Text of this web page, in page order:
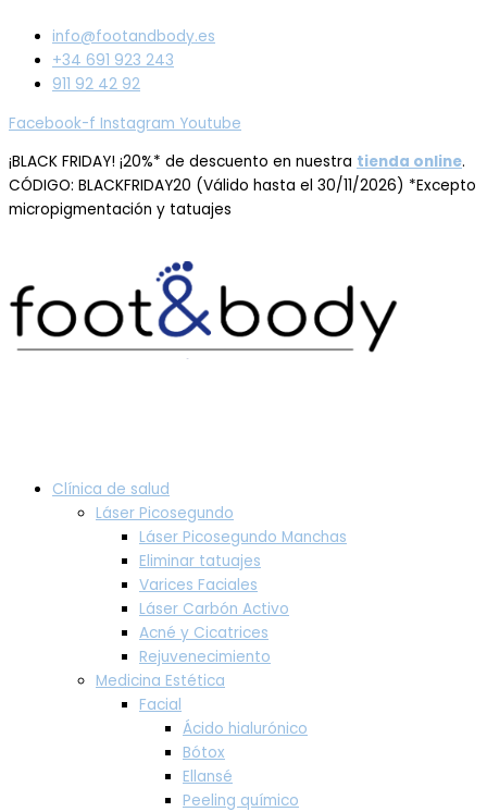
info@footandbody.es
+34 691 923 243
911 92 42 92
Facebook-f Instagram Youtube
¡BLACK FRIDAY! ¡20%* de descuento en nuestra tienda online.
CÓDIGO: BLACKFRIDAY20 (Válido hasta el 30/11/2026) *Excepto
micropigmentación y tatuajes
Clínica de salud
Láser Picosegundo
Láser Picosegundo Manchas
Eliminar tatuajes
Varices Faciales
Láser Carbón Activo
Acné y Cicatrices
Rejuvenecimiento
Medicina Estética
Facial
Ácido hialurónico
Bótox
Ellansé
Peeling químico